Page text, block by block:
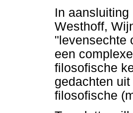
In
Westhoff,
"levensechte
een
filosofische
gedachten
filosofische